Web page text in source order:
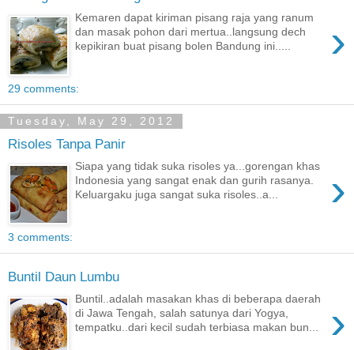
›
Kemaren dapat kiriman pisang raja yang ranum
dan masak pohon dari mertua..langsung dech
kepikiran buat pisang bolen Bandung ini.....
29 comments:
Tuesday, May 29, 2012
Risoles Tanpa Panir
›
Siapa yang tidak suka risoles ya...gorengan khas
Indonesia yang sangat enak dan gurih rasanya.
Keluargaku juga sangat suka risoles..a...
3 comments:
Buntil Daun Lumbu
›
Buntil..adalah masakan khas di beberapa daerah
di Jawa Tengah, salah satunya dari Yogya,
tempatku..dari kecil sudah terbiasa makan bun...